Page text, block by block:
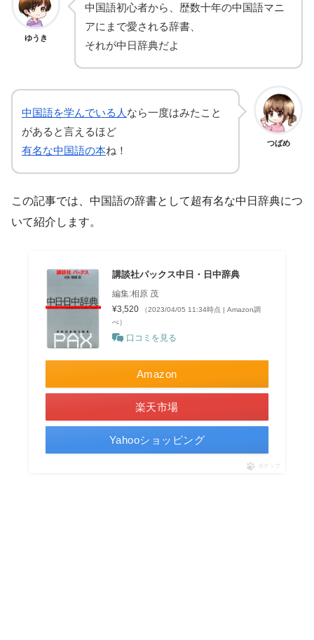
ゆうき
中国語初心者から、歴数十年の中国語マニ
アにまで愛される辞書、
それが中日辞典だよ
つばめ
中国語を学んでいる人 なら一度はみたこと
があると言えるほど
有名な中国語の本ね！
この記事では、中国語の辞書として超有名な中日辞典につ
いて紹介します。
講談社パックス中日・日中辞典
編集:相原 茂
¥3,520
（2023/04/05 11:34時点 | Amazon調
べ）
口コミを見る
Amazon
楽天市場
Yahooショッピング
ポチップ